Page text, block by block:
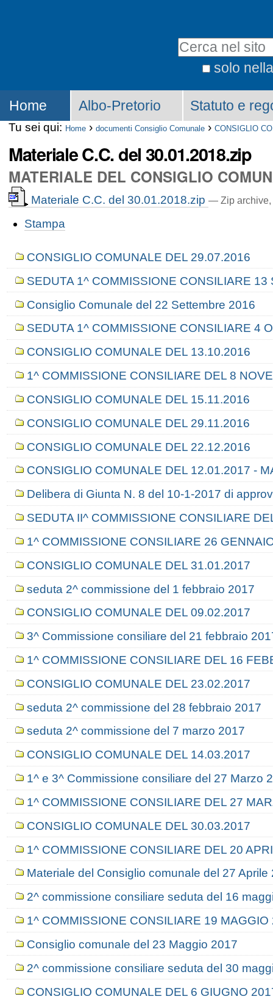
solo
Home Albo-Pretorio Statuto e
Tu sei qui: Home › documenti Consiglio Comunale › CONSIGLIO
Materiale C.C. del 30.01.2018.zip
MATERIALE DEL CONSIGLIO
Materiale C.C. del 30.01.2018.zip — Zip archive,
Stampa
CONSIGLIO COMUNALE DEL 29.07.2016
SEDUTA 1^ COMMISSIONE CONSILIARE
Consiglio Comunale del 22 Settembre 2016
SEDUTA 1^ COMMISSIONE CONSILIARE 4
CONSIGLIO COMUNALE DEL 13.10.2016
1^ COMMISSIONE CONSILIARE DEL 8
CONSIGLIO COMUNALE DEL 15.11.2016
CONSIGLIO COMUNALE DEL 29.11.2016
CONSIGLIO COMUNALE DEL 22.12.2016
CONSIGLIO COMUNALE DEL 12.01.2017 -
Delibera di Giunta N. 8 del 10-1-2017 di
SEDUTA II^ COMMISSIONE CONSILIARE
1^ COMMISSIONE CONSILIARE 26
CONSIGLIO COMUNALE DEL 31.01.2017
seduta 2^ commissione del 1 febbraio 2017
CONSIGLIO COMUNALE DEL 09.02.2017
3^ Commissione consiliare del 21 febbraio
1^ COMMISSIONE CONSILIARE DEL 16
CONSIGLIO COMUNALE DEL 23.02.2017
seduta 2^ commissione del 28 febbraio 2017
seduta 2^ commissione del 7 marzo 2017
CONSIGLIO COMUNALE DEL 14.03.2017
1^ e 3^ Commissione consiliare del 27 Marzo
1^ COMMISSIONE CONSILIARE DEL 27
CONSIGLIO COMUNALE DEL 30.03.2017
1^ COMMISSIONE CONSILIARE DEL 20
Materiale del Consiglio comunale del 27 Aprile
2^ commissione consiliare seduta del 16
1^ COMMISSIONE CONSILIARE 19 MAGGIO
Consiglio comunale del 23 Maggio 2017
2^ commissione consiliare seduta del 30
CONSIGLIO COMUNALE DEL 6 GIUGNO